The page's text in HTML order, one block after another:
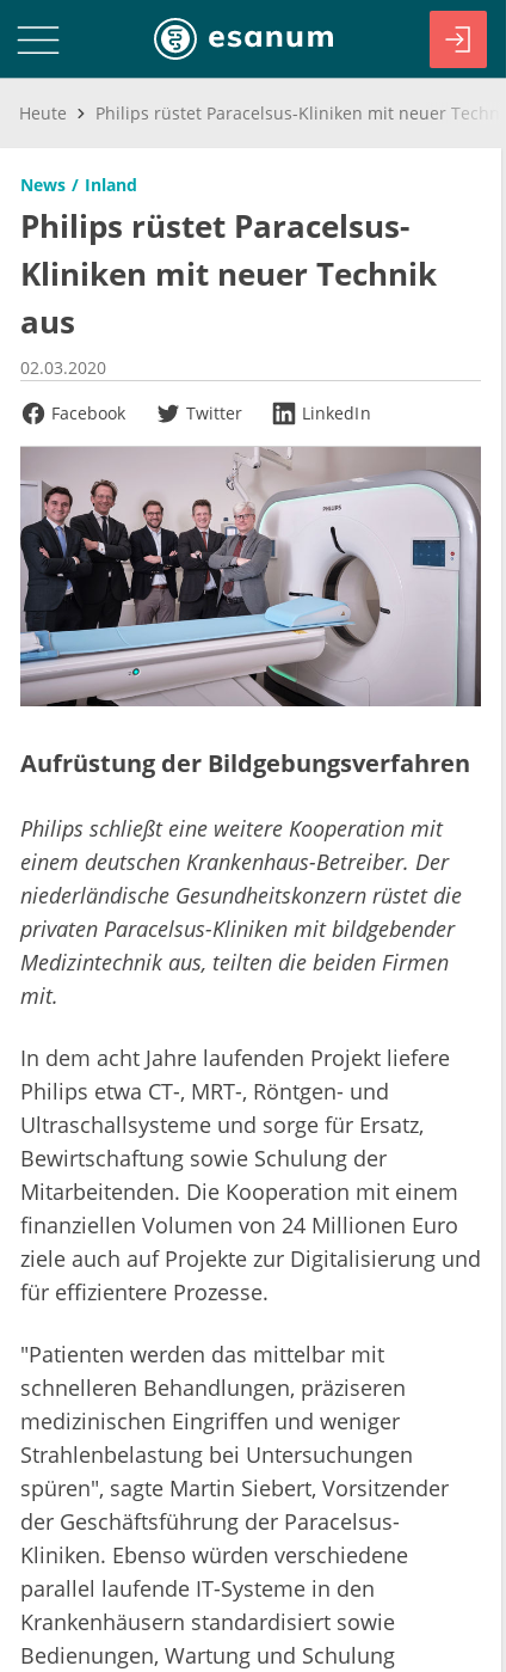
Heute
News Inland
Philips rüstet Paracelsus-
Kliniken mit neuer Technik
aus
02.03.2020
Facebook
Twitter LinkedIn
Aufrüstung der Bildgebungsverfahren
Philips schließt eine weitere Kooperation mit
einem deutschen Krankenhaus-Betreiber. Der
niederländische Gesundheitskonzern rüstet die
privaten Paracelsus-Kliniken mit bildgebender
Medizintechnik aus, teilten die beiden Firmen
mit.
In dem acht Jahre laufenden Projekt liefere
Philips etwa CT-, MRT-, Röntgen- und
Ultraschallsysteme und sorge für Ersatz,
Bewirtschaftung sowie Schulung der
Mitarbeitenden. Die Kooperation mit einem
finanziellen Volumen von 24 Millionen Euro
ziele auch auf Projekte zur Digitalisierung und
für effizientere Prozesse.
"Patienten werden das mittelbar mit
schnelleren Behandlungen, präziseren
medizinischen Eingriffen und weniger
Strahlenbelastung bei Untersuchungen
spüren", sagte Martin Siebert, Vorsitzender
der Geschäftsführung der Paracelsus-
Kliniken. Ebenso würden verschiedene
parallel laufende IT-Systeme in den
Krankenhäusern standardisiert sowie
Bedienungen, Wartung und Schulung